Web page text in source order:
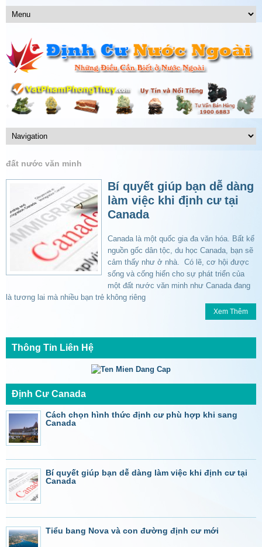
đất nước văn minh
Bí quyết giúp bạn dễ dàng
làm việc khi định cư tại
Canada
Canada là một quốc gia đa văn hóa. Bất kể
nguồn gốc dân tộc, du học Canada, bạn sẽ
cảm thấy như ở nhà. Có lẽ, cơ hội được
sống và cống hiến cho sự phát triển của
một đất nước văn minh như Canada đang
là tương lai mà nhiều bạn trẻ không riêng
Xem Thêm
Thông Tin Liên Hệ
Định Cư Canada
Cách chọn hình thức định cư phù hợp khi sang
Canada
Bí quyết giúp bạn dễ dàng làm việc khi định cư tại
Canada
Tiểu bang Nova và con đường định cư mới